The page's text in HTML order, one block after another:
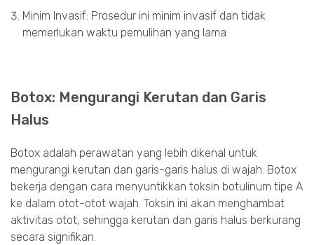
Minim Invasif: Prosedur ini minim invasif dan tidak
memerlukan waktu pemulihan yang lama
Botox: Mengurangi Kerutan dan Garis
Halus
Botox adalah perawatan yang lebih dikenal untuk
mengurangi kerutan dan garis-garis halus di wajah. Botox
bekerja dengan cara menyuntikkan toksin botulinum tipe A
ke dalam otot-otot wajah. Toksin ini akan menghambat
aktivitas otot, sehingga kerutan dan garis halus berkurang
secara signifikan.